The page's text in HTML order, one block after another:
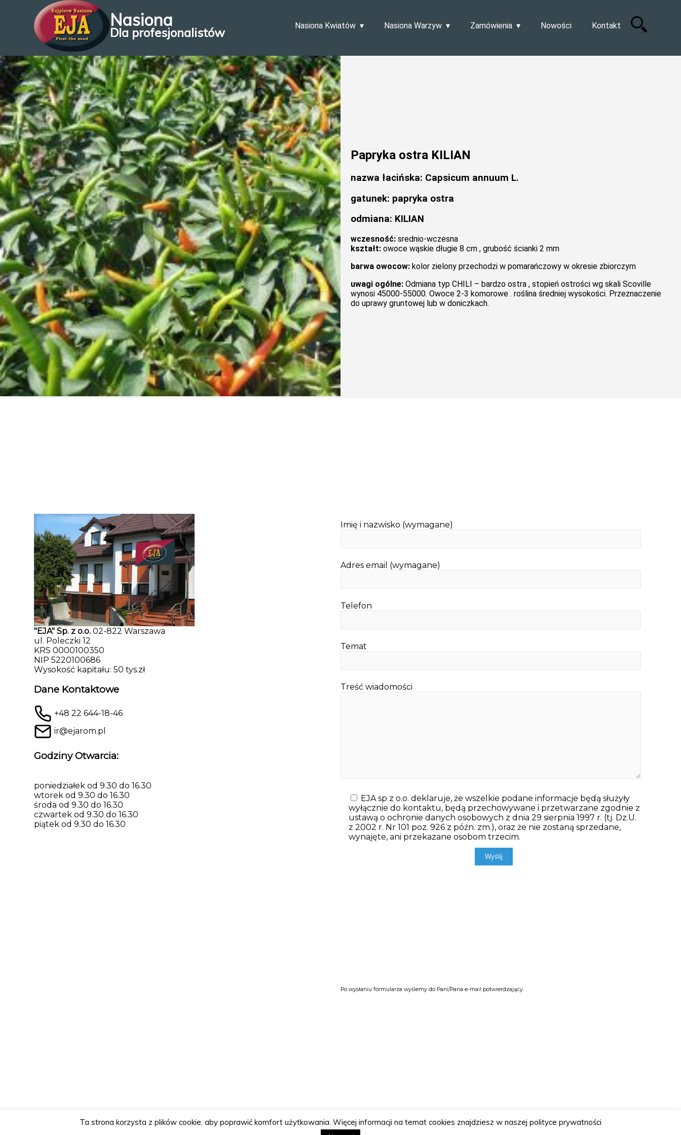
Nasiona
Dla profesjonalistów Nasiona Kwiatów Nasiona Warzyw Zamówienia Nowości Kontakt
Papryka ostra KILIAN
nazwa łacińska: Capsicum annuum L.
gatunek: papryka ostra
odmiana: KILIAN
wczesność: srednio-wczesna
kształt: owoce wąskie długie 8 cm , grubość ścianki 2 mm
barwa owocow: kolor zielony przechodzi w pomarańczowy w okresie zbiorczym
uwagi ogólne: Odmiana typ CHILI – bardzo ostra , stopień ostrości wg skali Scoville
wynosi 45000-55000. Owoce 2-3 komorowe . roślina średniej wysokości. Przeznaczenie
do uprawy gruntowej lub w doniczkach.
"EJA" Sp. z o.o. 02-822 Warszawa
ul. Poleczki 12
KRS 0000100350
NIP 5220100686
Wysokość kapitału: 50 tys.zł
Dane Kontaktowe
+48 22 644-18-46
ir@ejarom.pl
Godziny Otwarcia:
poniedziałek od 9.30 do 16.30
wtorek od 9.30 do 16.30
środa od 9.30 do 16.30
czwartek od 9.30 do 16.30
piątek od 9.30 do 16.30
Imię i nazwisko (wymagane)
Adres email (wymagane)
Telefon
Temat
Treść wiadomości
EJA sp z o.o. deklaruje, że wszelkie podane informacje będą służyły
wyłącznie do kontaktu, będą przechowywane i przetwarzane zgodnie z
ustawą o ochronie danych osobowych z dnia 29 sierpnia 1997 r. (tj. Dz.U.
z 2002 r. Nr 101 poz. 926 z późn. zm.), oraz że nie zostaną sprzedane,
wynajęte, ani przekazane osobom trzecim.
Po wysłaniu formularza wyślemy do Pani/Pana e-mail potwierdzający.
Ta strona korzysta z plików cookie, aby poprawić komfort użytkowania. Więcej informacji na temat cookies znajdziesz w naszej polityce prywatności